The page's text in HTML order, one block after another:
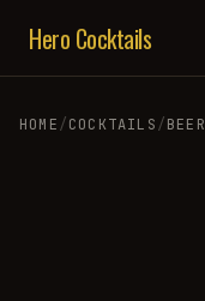
Hero Cocktails
HOME/COCKTAILS/BEER